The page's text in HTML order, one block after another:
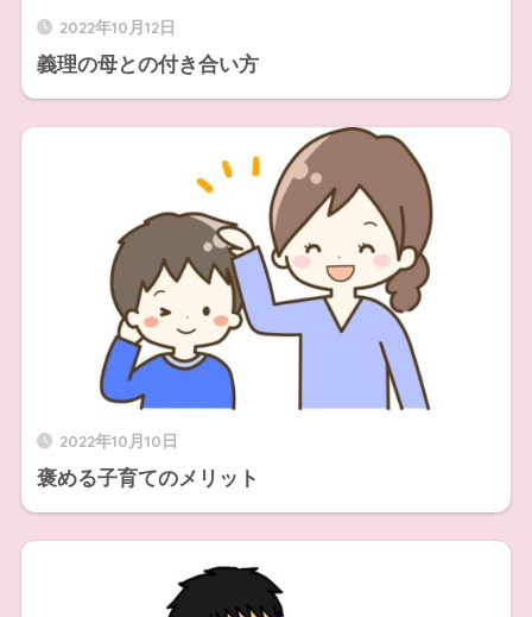
2022年10月12日
義理の母との付き合い方
2022年10月10日
褒める子育てのメリット